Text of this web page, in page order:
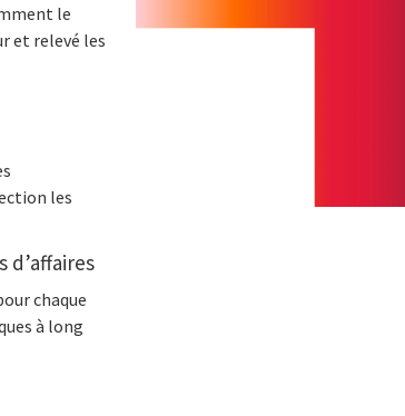
le
et relevé les
les
d’affaires
chaque
à long